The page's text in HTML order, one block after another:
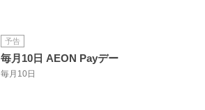
予告
毎月10日 AEON Payデー
毎月10日